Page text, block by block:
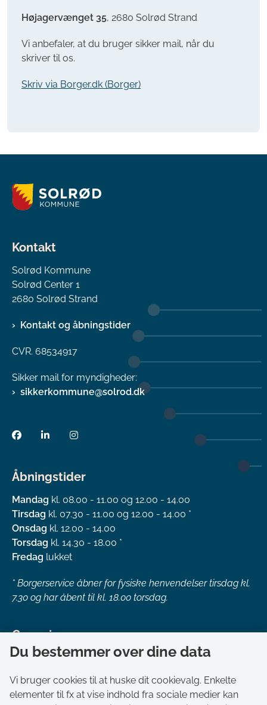
Højagervænget 35, 2680 Solrød Strand
Vi anbefaler, at du bruger sikker mail, når du
skriver til os.
Skriv via Borger.dk (Borger)
Kontakt
Solrød Kommune
Solrød Center 1
2680 Solrød Strand
Kontakt og åbningstider
CVR. 68534917
Sikker mail for myndigheder:
sikkerkommune@solrod.dk
Åbningstider
Mandag kl. 08.00 - 11.00 og 12.00 - 14.00
Tirsdag kl. 07.30 - 11.00 og 12.00 - 14.00 *
Onsdag kl. 12.00 - 14.00
Torsdag kl. 14.30 - 18.00 *
Fredag lukket
* Borgerservice åbner for fysiske henvendelser tirsdag kl.
7.30 og har åbent til kl. 18.00 torsdag.
Genveje
Om kommunen
Aktuelt
Akut hjælp
Du bestemmer over dine data
Vi bruger cookies til at huske dit cookievalg. Enkelte
elementer til fx at vise indhold fra sociale medier kan